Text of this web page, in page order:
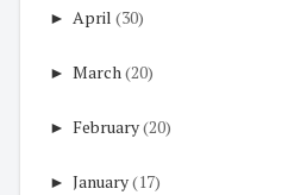
► April (30)
► March(20)
► February(20)
► January(17)